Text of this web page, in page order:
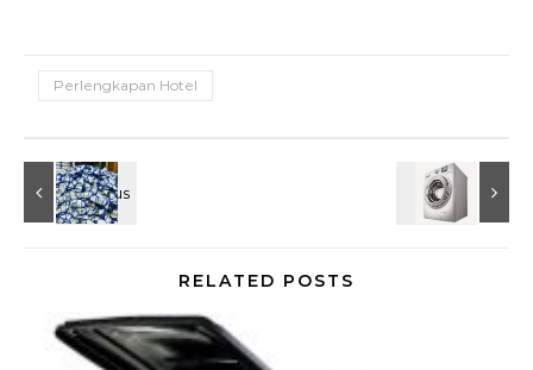
Perlengkapan Hotel
RELATED POSTS